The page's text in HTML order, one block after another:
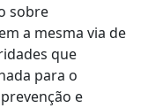
sobre
a mesma via de
que
para o
e